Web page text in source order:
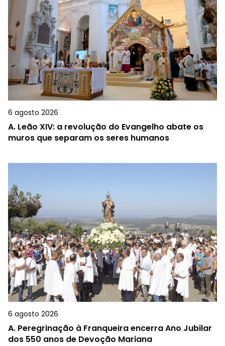
6 agosto 2026
A. Leão XIV: a revolução do Evangelho abate os
muros que separam os seres humanos
6 agosto 2026
A. Peregrinação à Franqueira encerra Ano Jubilar
dos 550 anos de Devoção Mariana